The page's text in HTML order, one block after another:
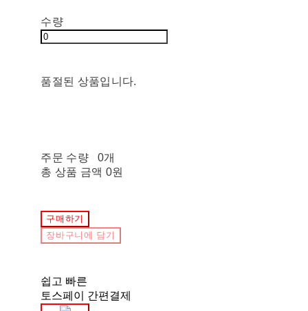
수량
품절된 상품입니다.
주문 수량
0개
총 상품 금액 0원
구매하기
장바구니에 담기
쉽고 빠른
토스페이 간편결제